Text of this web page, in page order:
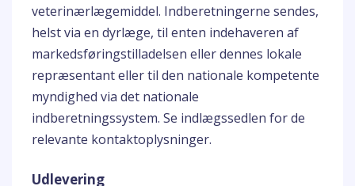
veterinærlægemiddel. Indberetningerne sendes,
helst via en dyrlæge, til enten indehaveren af
markedsføringstilladelsen eller dennes lokale
repræsentant eller til den nationale kompetente
myndighed via det nationale
indberetningssystem. Se indlægssedlen for de
relevante kontaktoplysninger.
Udlevering